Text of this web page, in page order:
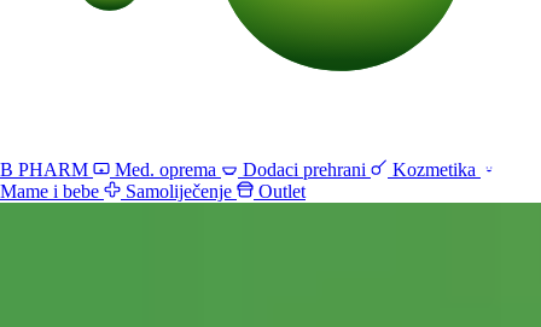
B PHARM Med. oprema Dodaci prehrani
Kozmetika
Mame i bebe
Samoliječenje Outlet